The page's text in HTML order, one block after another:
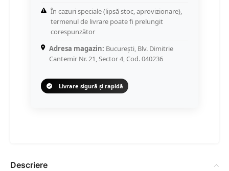
În cazuri speciale (lipsă stoc, aprovizionare),
termenul de livrare poate fi prelungit
corespunzător
Adresa magazin: București, Blv. Dimitrie
Cantemir Nr. 21, Sector 4, Cod. 040236
Livrare sigură și rapidă
Descriere